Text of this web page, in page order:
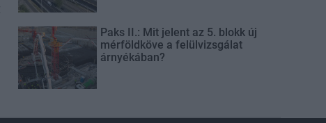
Paks II.: Mit jelent az 5. blokk új
mérföldköve a felülvizsgálat
árnyékában?